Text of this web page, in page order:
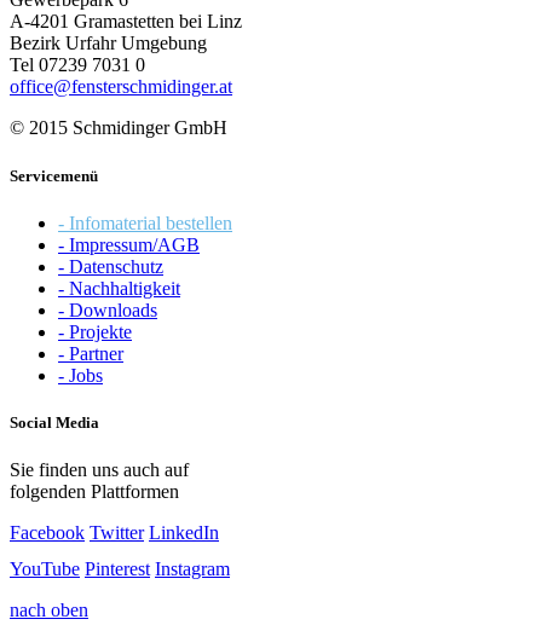
A-4201 Gramastetten bei Linz
Bezirk Urfahr Umgebung
Tel 07239 7031 0
office@fensterschmidinger.at
© 2015 Schmidinger GmbH
Servicemenü
- Infomaterial bestellen
- Impressum/AGB
- Datenschutz
- Nachhaltigkeit
- Downloads
- Projekte
- Partner
- Jobs
Social Media
Sie finden uns auch auf
folgenden Plattformen
Facebook Twitter LinkedIn
YouTube Pinterest Instagram
nach oben